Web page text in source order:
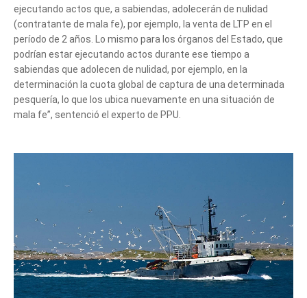
ejecutando actos que, a sabiendas, adolecerán de nulidad
(contratante de mala fe), por ejemplo, la venta de LTP en el
período de 2 años. Lo mismo para los órganos del Estado, que
podrían estar ejecutando actos durante ese tiempo a
sabiendas que adolecen de nulidad, por ejemplo, en la
determinación la cuota global de captura de una determinada
pesquería, lo que los ubica nuevamente en una situación de
mala fe”, sentenció el experto de PPU.